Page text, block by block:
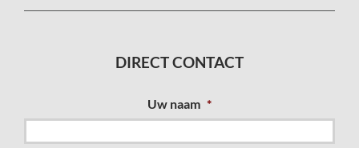
DIRECT CONTACT
Uw naam *